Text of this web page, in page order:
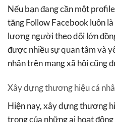
Nếu bạn đang cần một
tăng Follow Facebook luôn
lượng người theo dõi lớn
được nhiều sự quan tâm và
nhân trên mạng xã hội cũng
Xây dựng thương hiệu cá
Hiện nay, xây dựng thương
trọng của những ai hoạt